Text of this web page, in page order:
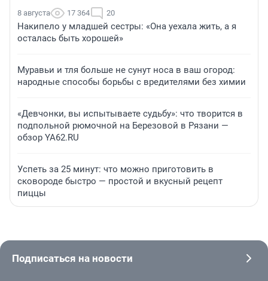
8 августа 17 364 20
Накипело у младшей сестры: «Она уехала жить, а я
осталась быть хорошей»
Муравьи и тля больше не сунут носа в ваш огород:
народные способы борьбы с вредителями без химии
«Девчонки, вы испытываете судьбу»: что творится в
подпольной рюмочной на Березовой в Рязани —
обзор YA62.RU
Успеть за 25 минут: что можно приготовить в
сковороде быстро — простой и вкусный рецепт
пиццы
Подписаться на новости